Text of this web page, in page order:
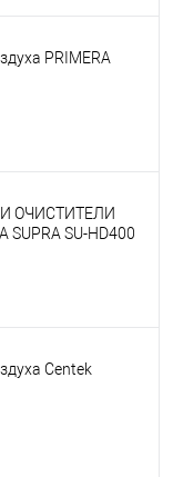
PRIMERA
ОЧИСТИТЕЛИ
SU-HD400
Centek